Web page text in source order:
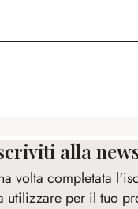
alla
volta completata
utilizzare per il tuo